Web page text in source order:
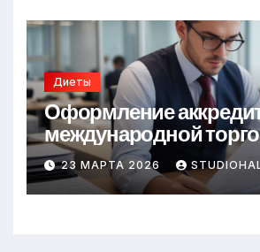
Диеты
Оформление
международной
23 МАРТА 2026